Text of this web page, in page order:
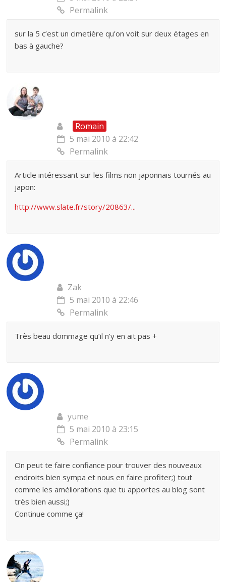
Permalink
sur la 5 c’est un cimetière qu’on voit sur deux étages en
bas à gauche?
Romain
5 mai 2010 à 22:42
Permalink
Article intéressant sur les films non japonnais tournés au
japon:
http://www.slate.fr/story/20863/...
Zak
5 mai 2010 à 22:46
Permalink
Très beau dommage qu’il n’y en ait pas +
yume
5 mai 2010 à 23:15
Permalink
On peut te faire confiance pour trouver des nouveaux
endroits bien sympa et nous en faire profiter;) tout
comme les améliorations que tu apportes au blog sont
très bien aussi;)
Continue comme ça!